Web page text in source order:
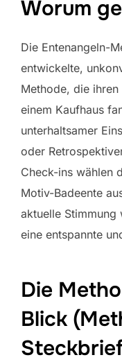
Worum
Die Entenangeln-
entwickelte,
Methode, die
einem Kaufhaus
unterhaltsamer
oder
Check-ins wählen
Motiv-Badeente
aktuelle
eine entspannte
Die
Blick